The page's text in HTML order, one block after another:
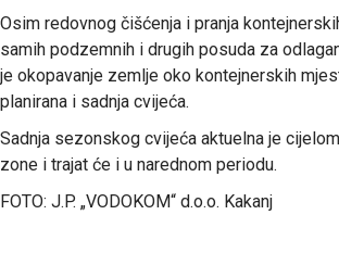
Osim redovnog čišćenja i pranja
samih podzemnih i drugih posuda za
je okopavanje zemlje oko kontejnerskih
planirana i sadnja cvijeća.
Sadnja sezonskog cvijeća aktuelna je
zone i trajat će i u narednom periodu.
FOTO: J.P. „VODOKOM“ d.o.o. Kakanj